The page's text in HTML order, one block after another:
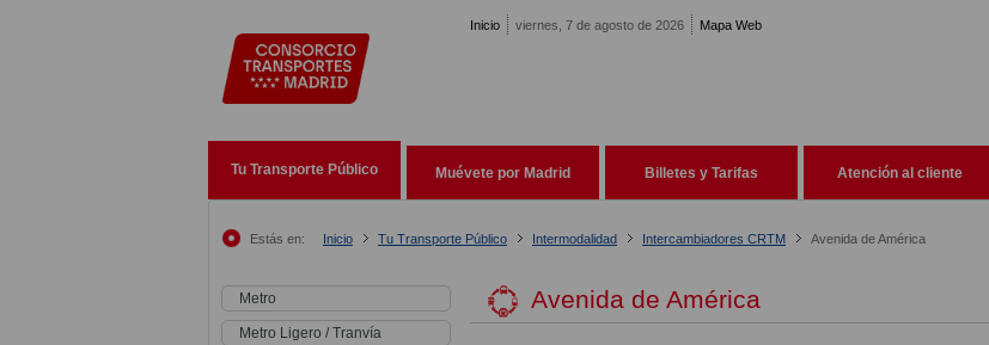
Inicio viernes, 7 de agosto de 2026 Mapa Web
Tu Transporte Público Muévete por Madrid Billetes y Tarifas Atención al cliente
Estás en: Inicio Tu Transporte Público Intermodalidad Intercambiadores CRTM Avenida de América
Metro
Metro Ligero / Tranvía
Avenida de América